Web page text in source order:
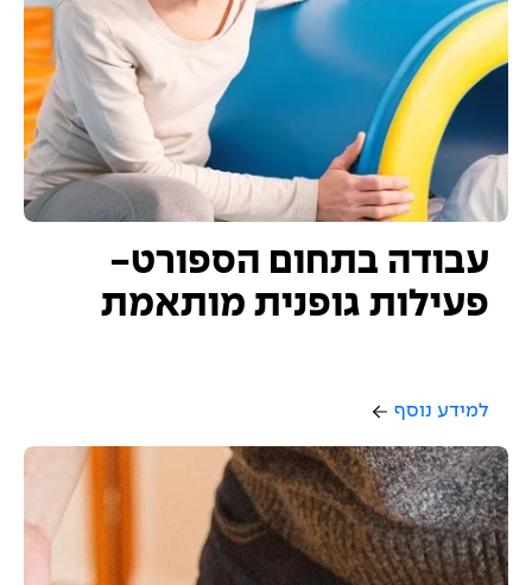
עבודה בתחום הספורט-
פעילות גופנית מותאמת
למידע נוסף